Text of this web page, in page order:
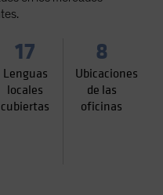
17
Lenguas
locales
cubiertas
8
Ubicaciones
de las
oficinas